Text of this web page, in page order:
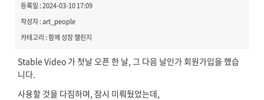
등록일 : 2024-03-10 17:09
작성자 : art_people
카테고리 : 함께 성장 챌린지
Stable Video 가 첫날 오픈 한 날, 그 다음 날인가 회원가입을 했습
니다.
사용할 것을 다짐하며, 잠시 미뤄뒀었는데,